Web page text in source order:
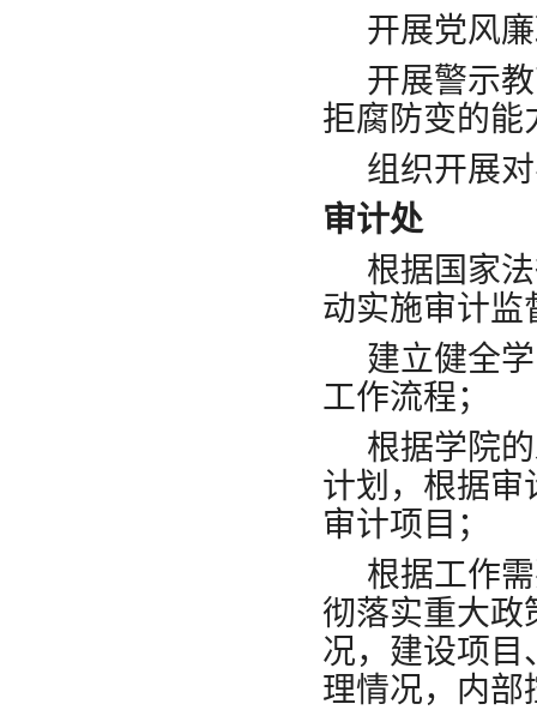
开展党风
开展警示
拒腐防变的能
组织开展
审计处
根据国家
动实施审计监
建立健全
工作流程；
根据学院
计划，根据审
审计项目；
根据工作
彻落实重大政
况，建设项目
理情况，内部